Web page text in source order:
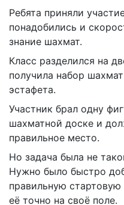
Ребята приняли
понадобились и
знание шахмат.
Класс разделился на
получила набор
эстафета.
Участник брал одну
шахматной доске и
правильное место.
Но задача была не
Нужно было быстро
правильную
её точно на своё поле.